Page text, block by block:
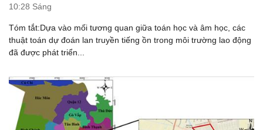
10:28 Sáng
Tóm tắt:Dựa vào mối tương quan giữa toán học và âm học, các
thuật toán dự đoán lan truyền tiếng ồn trong môi trường lao động
đã được phát triển...